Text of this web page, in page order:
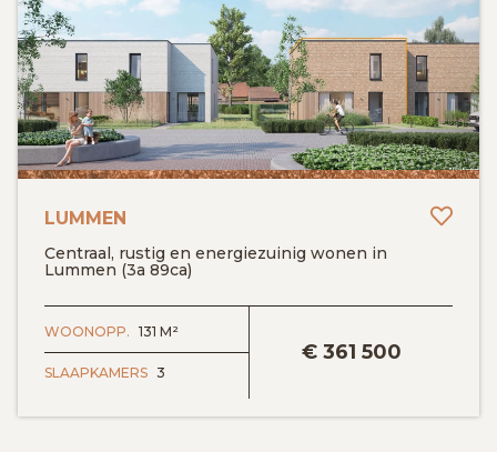
LUMMEN
Centraal, rustig en energiezuinig wonen in
Lummen (3a 89ca)
€361 500
WOONOPP. 131 M²
SLAAPKAMERS 3
BEKIJK DETAILS